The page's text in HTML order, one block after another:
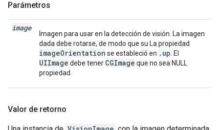
Parámetros
image
Imagen para usar en la detección de visión. La imagen
dada debe rotarse, de modo que su La propiedad
imageOrientation se estableció en .up . El
UIImage debe tener CGImage que no sea NULL
propiedad.
Valor de retorno